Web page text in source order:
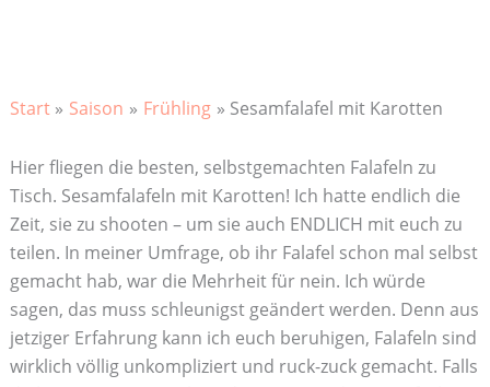
Start Saison Frühling Sesamfalafel mit Karotten
Hier fliegen die besten, selbstgemachten Falafeln zu
Tisch. Sesamfalafeln mit Karotten! Ich hatte endlich die
Zeit, sie zu shooten – um sie auch ENDLICH mit euch zu
teilen. In meiner Umfrage, ob ihr Falafel schon mal selbst
gemacht hab, war die Mehrheit für nein. Ich würde
sagen, das muss schleunigst geändert werden. Denn aus
jetziger Erfahrung kann ich euch beruhigen, Falafeln sind
wirklich völlig unkompliziert und ruck-zuck gemacht. Falls